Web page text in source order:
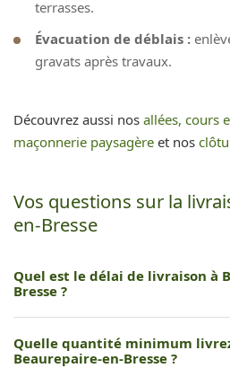
terrasses.
Évacuation de déblais :
gravats après travaux.
Découvrez aussi nos allées, cours
maçonnerie paysagère et nos
Vos questions sur la
en-Bresse
Quel est le délai de livraison à
Bresse ?
disponibilité des matériaux et
Quelle quantité minimum
Beaurepaire-en-Bresse ?